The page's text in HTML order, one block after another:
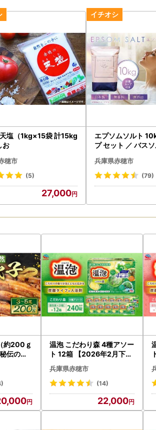
塩（1kg×15袋 計15kg
お
穂市
(5)
27,000
エプソムソルト
プ セット ／ バス
料 バス用品 お風呂
無着色 無添加 日本
兵庫県赤穂市
(79)
約200ｇ
伝のタ
温泡 こだわり森 4種アソー
ト 12箱 【2026年2月下旬
より順次発送予定】 アー
ス製薬 入浴剤 風呂 大容量
兵庫県赤穂市
(14)
22,000